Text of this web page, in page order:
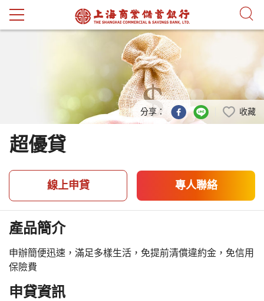
分享： 收藏
超優貸
線上申貸 專人聯絡
產品簡介
申辦簡便迅速，滿足多樣生活，免提前清償違約金，免信用
保險費
申貸資訊